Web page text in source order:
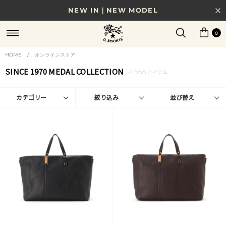
贈る相手やシーンから選べる、新しいギフトガイド
0
HOME / オンラインストア
SINCE 1970 MEDAL COLLECTION 4965 アイテム
カテゴリー 絞り込み 並び替え